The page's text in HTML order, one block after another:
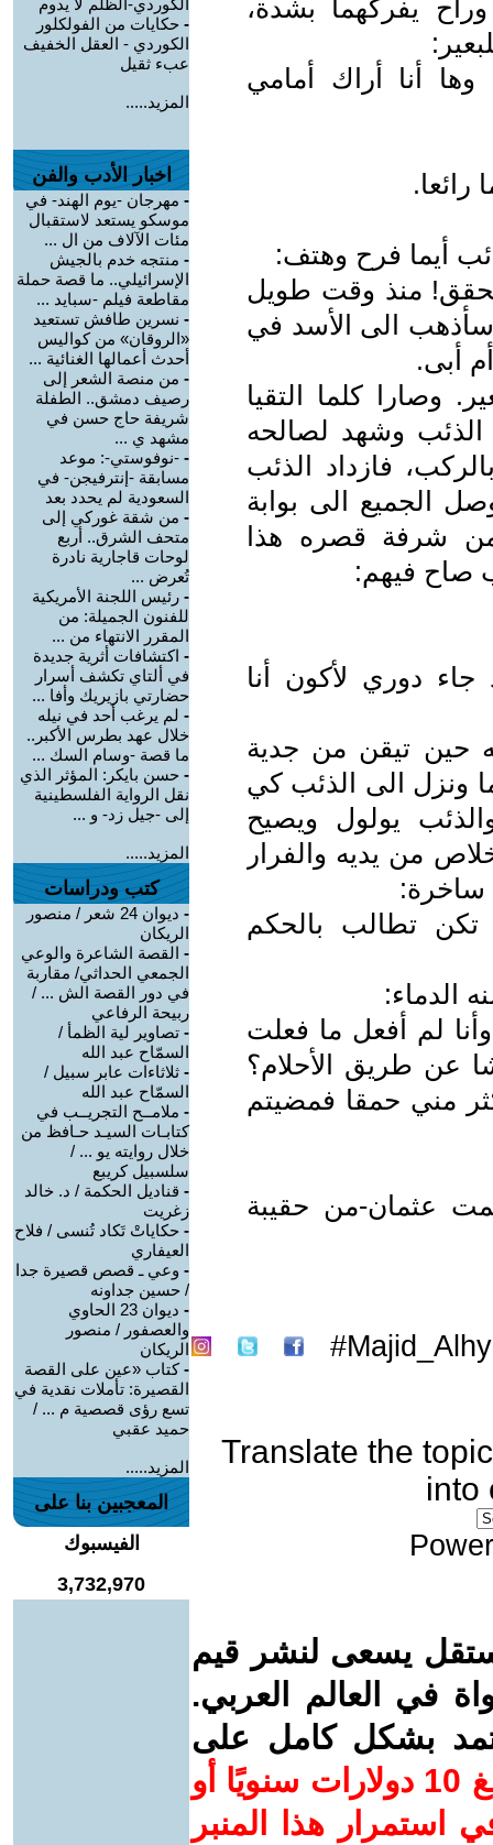
يفركهما بشدة،
أنا أراك أمامي
أيما فرح وهتف:
منذ وقت طويل
سأذهب الى الأسد في
أبى.
وصارا كلما التقيا
الذئب وشهد لصالحه
فازداد الذئب
الجميع الى بوابة
شرفة قصره هذا
صاح فيهم:
دوري لأكون أنا
حين تيقن من جدية
ونزل الى الذئب كي
يولول ويصيح
من يديه والفرار
ساخرة:
تكن تطالب بالحكم
الدماء:
لم أفعل ما فعلت
عن طريق الأحلام؟
مني حمقا فمضيتم
عثمان-من حقيبة
Translate the topic
into
يسعى لنشر قيم
في العالم العربي.
بشكل كامل على
ساهم/ي معنا! بدعمكم بمبلغ 10 دولارات سنويًا أو
استمرار هذا المنبر
الكوردي-الظلم لا يدوم
- حكايات من الفولكلور
الكوردي - العقل الخفيف
عبء ثقيل
المزيد.....
اخبار الأدب والفن
- مهرجان -يوم الهند- في
موسكو يستعد لاستقبال
مئات الآلاف من ال ...
- منتجه خدم بالجيش
الإسرائيلي.. ما قصة حملة
مقاطعة فيلم -سبايد ...
- نسرين طافش تستعيد
«الروقان» من كواليس
أحدث أعمالها الغنائية ...
- من منصة الشعر إلى
رصيف دمشق.. الطفلة
شريفة حاج حسن في
مشهد ي ...
- -نوفوستي-: موعد
مسابقة -إنترفيجن- في
السعودية لم يحدد بعد
- من شقة غوركي إلى
متحف الشرق.. أربع
لوحات قاجارية نادرة
تُعرض ...
- رئيس اللجنة الأمريكية
للفنون الجميلة: من
المقرر الانتهاء من ...
- اكتشافات أثرية جديدة
في ألتاي تكشف أسرار
حضارتي بازيريك وأفا ...
- لم يرغب أحد في نيله
خلال عهد بطرس الأكبر..
ما قصة -وسام السك ...
- حسن بايكر: المؤثر الذي
نقل الرواية الفلسطينية
إلى -جيل زد- و ...
المزيد.....
كتب ودراسات
-
ديوان 24 شعر / منصور
الريكان
- القصة الشاعرة والوعي
الجمعي الحداثي/ مقاربة
في دور القصة الش ... /
ربيحة الرفاعي
- تصاوير لية الظمأ /
السمّاح عبد الله
- ثلاثاءات عابر سبيل /
السمّاح عبد الله
- ملامــح التجريــب في
كتابـات السيـد حـافظ من
خلال روايته يو ... /
سلسبيل كريبع
- قناديل الحكمة / د. خالد
زغريت
- حكاياتْ تَكاد تُنسى / فلاح
العيفاري
- وعي ـ قصص قصيرة جدا
/ حسين جداونه
-
ديوان 23 الحاوي
والعصفور / منصور
الريكان
-كتاب «عين على القصة
القصيرة: تأملات نقدية في
تسع رؤى قصصية م ... /
حميد عقبي
المزيد.....
المعجبين بنا على
الفيسبوك
3,732,970